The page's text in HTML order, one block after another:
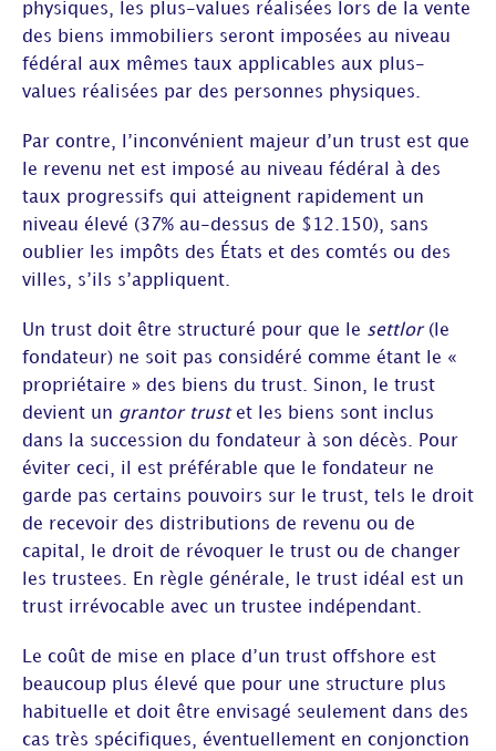
physiques, les plus-values réalisées lors de la vente
des biens immobiliers seront imposées au niveau
fédéral aux mêmes taux applicables aux plus-
values réalisées par des personnes physiques.
Par contre, l’inconvénient majeur d’un trust est que
le revenu net est imposé au niveau fédéral à des
taux progressifs qui atteignent rapidement un
niveau élevé (37% au-dessus de $12.150), sans
oublier les impôts des États et des comtés ou des
villes, s’ils s’appliquent.
Un trust doit être structuré pour que le settlor (le
fondateur) ne soit pas considéré comme étant le «
propriétaire » des biens du trust. Sinon, le trust
devient un grantor trust et les biens sont inclus
dans la succession du fondateur à son décès. Pour
éviter ceci, il est préférable que le fondateur ne
garde pas certains pouvoirs sur le trust, tels le droit
de recevoir des distributions de revenu ou de
capital, le droit de révoquer le trust ou de changer
les trustees. En règle générale, le trust idéal est un
trust irrévocable avec un trustee indépendant.
Le coût de mise en place d’un trust offshore est
beaucoup plus élevé que pour une structure plus
habituelle et doit être envisagé seulement dans des
cas très spécifiques, éventuellement en conjonction